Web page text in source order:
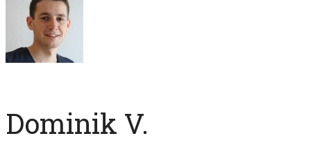
Dominik V.